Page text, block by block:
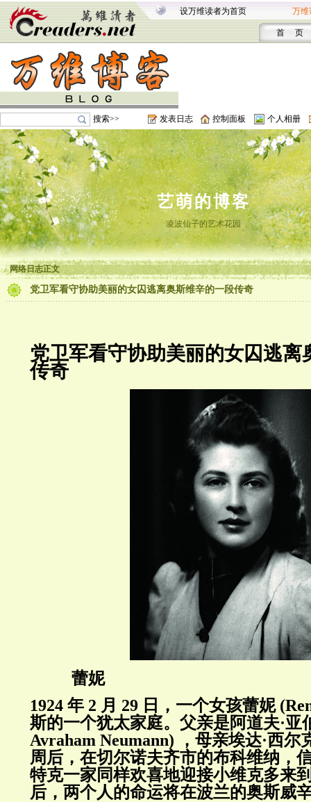
设万维读者为首页 万维
首 页
搜索>> 发表日志 控制面板 个人相册
艺萌的博客
凌波仙子的艺术花园
网络日志正文
党卫军看守协助美丽的女囚逃离奥斯维辛的一段传奇
党卫军看守协助美丽的女囚逃离
传奇
蕾妮
1924 年 2 月 29 日，一个女孩蕾妮
斯的一个犹太家庭。父亲是阿道夫·亚
Avraham Neumann) ，母亲埃达·西尔
周后，在切尔诺夫齐市的布科维纳，
特克一家同样欢喜地迎接小维克多来
后，两个人的命运将在波兰的奥斯威